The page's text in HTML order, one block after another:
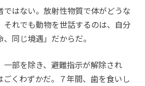
はない。放射性物質で体がどうな
それでも動物を世話するのは、自分
同じ境遇」だからだ。
部を除き、避難指示が解除され
ごくわずかだ。７年間、歯を食いし